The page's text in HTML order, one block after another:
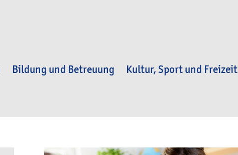
Bildung und Betreuung Kultur, Sport und Freizeit